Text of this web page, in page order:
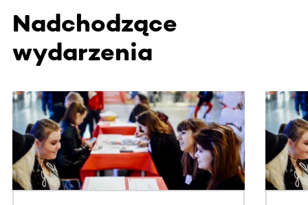
Nadchodzące
wydarzenia
Ta sekcja zawiera treści przewijane w poziomie. Użyj